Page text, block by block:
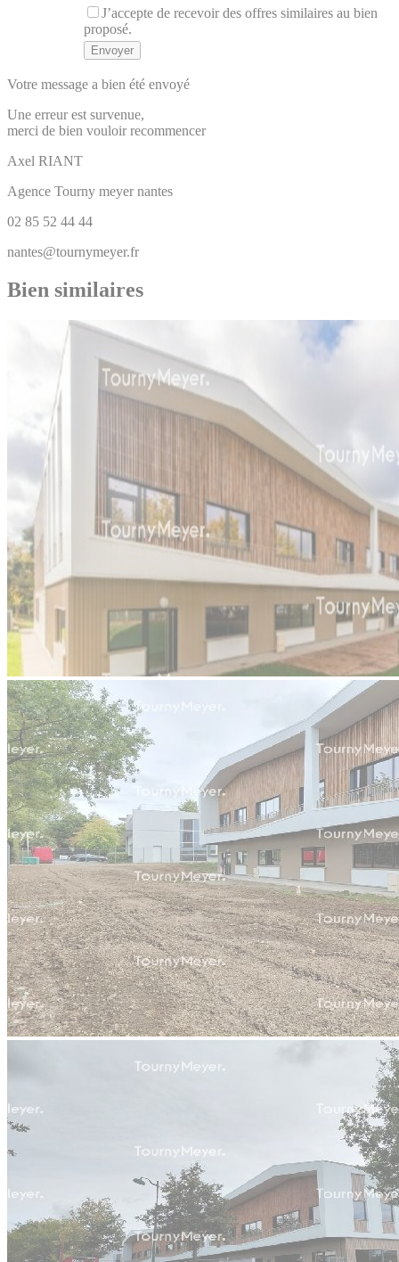
J’accepte de recevoir des offres similaires au bien
proposé.
Votre message a bien été envoyé
Une erreur est survenue,
merci de bien vouloir recommencer
Axel RIANT
Agence Tourny meyer nantes
02 85 52 44 44
nantes@tournymeyer.fr
Bien similaires